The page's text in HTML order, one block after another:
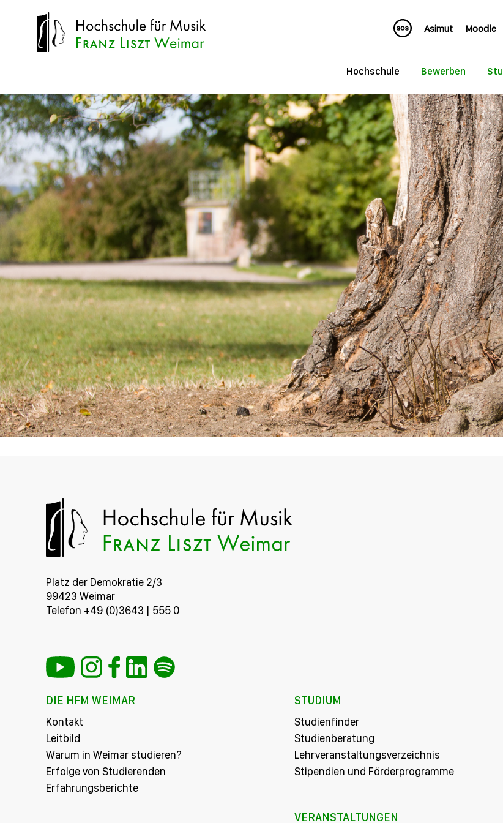
Asimut Moodle
Hochschule Bewerben
Platz der Demokratie 2/3
99423 Weimar
Telefon +49 (0)3643 | 555 0
DIE HFM WEIMAR
Kontakt
Leitbild
Warum in Weimar studieren?
Erfolge von Studierenden
Erfahrungsberichte
STUDIUM
Studienfinder
Studienberatung
Lehrveranstaltungsverzeichnis
Stipendien und Förderprogramme
VERANSTALTUNGEN